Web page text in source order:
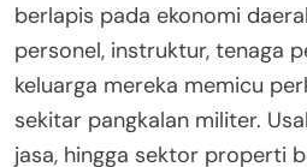
berlapis pada ekonomi
personel, instruktur, tenaga
keluarga mereka memicu
sekitar pangkalan militer.
jasa, hingga sektor properti